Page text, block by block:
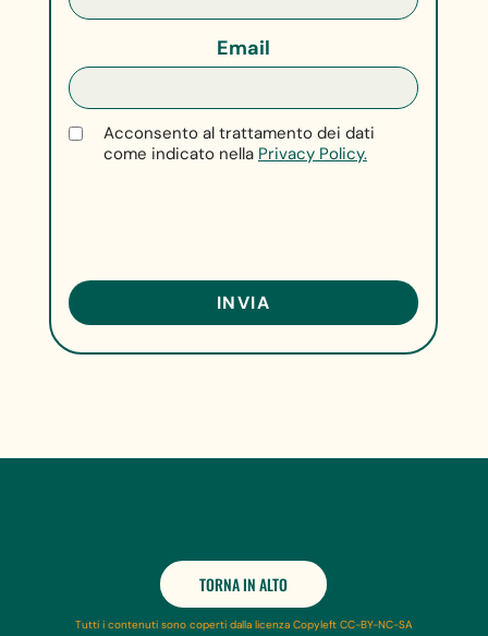
Email
Acconsento al trattamento dei dati
come indicato nella Privacy Policy.
TORNA IN ALTO
Tutti i contenuti sono coperti dalla licenza Copyleft CC-BY-NC-SA